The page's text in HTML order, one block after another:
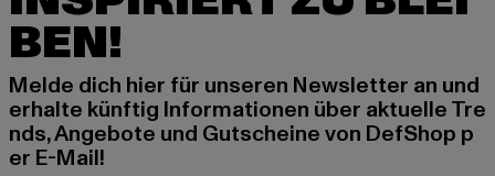
BEN!
Melde dich hier für unseren Newsletter an und
erhalte künftig Informationen über aktuelle Tre
nds, Angebote und Gutscheine von DefShop p
er E-Mail!